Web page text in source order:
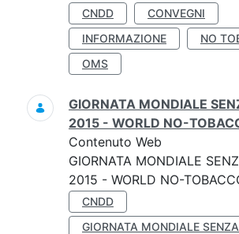
CNDD
CONVEGNI
INFORMAZIONE
NO
OMS
GIORNATA MONDIALE
2015 - WORLD NO-
Contenuto Web
GIORNATA MONDIALE
2015 - WORLD NO-
CNDD
GIORNATA MONDIALE